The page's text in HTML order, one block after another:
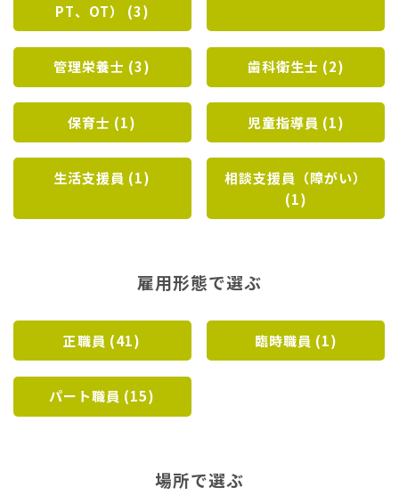
PT、OT） (3)
管理栄養士 (3) 歯科衛生士 (2)
保育士 (1) 児童指導員 (1)
生活支援員 (1)
相談支援員（障がい）
(1)
雇用形態で選ぶ
正職員 (41) 臨時職員 (1)
パート職員 (15)
場所で選ぶ